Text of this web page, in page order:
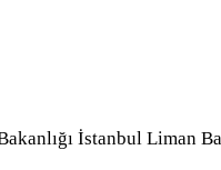
İstanbul Liman